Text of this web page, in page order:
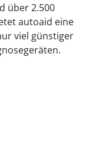
über 2.500
autoaid eine
viel günstiger